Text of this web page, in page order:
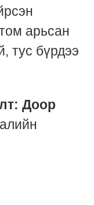
арьсан
тус бүрдээ
Доор